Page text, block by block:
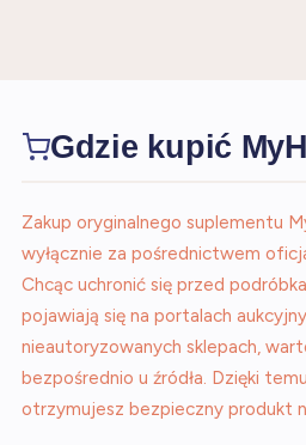
Gdzie kupić
Zakup oryginalnego suplementu
wyłącznie za pośrednictwem
Chcąc uchronić się przed
pojawiają się na portalach
nieautoryzowanych sklepach,
bezpośrednio u źródła. Dzięki
otrzymujesz bezpieczny produkt